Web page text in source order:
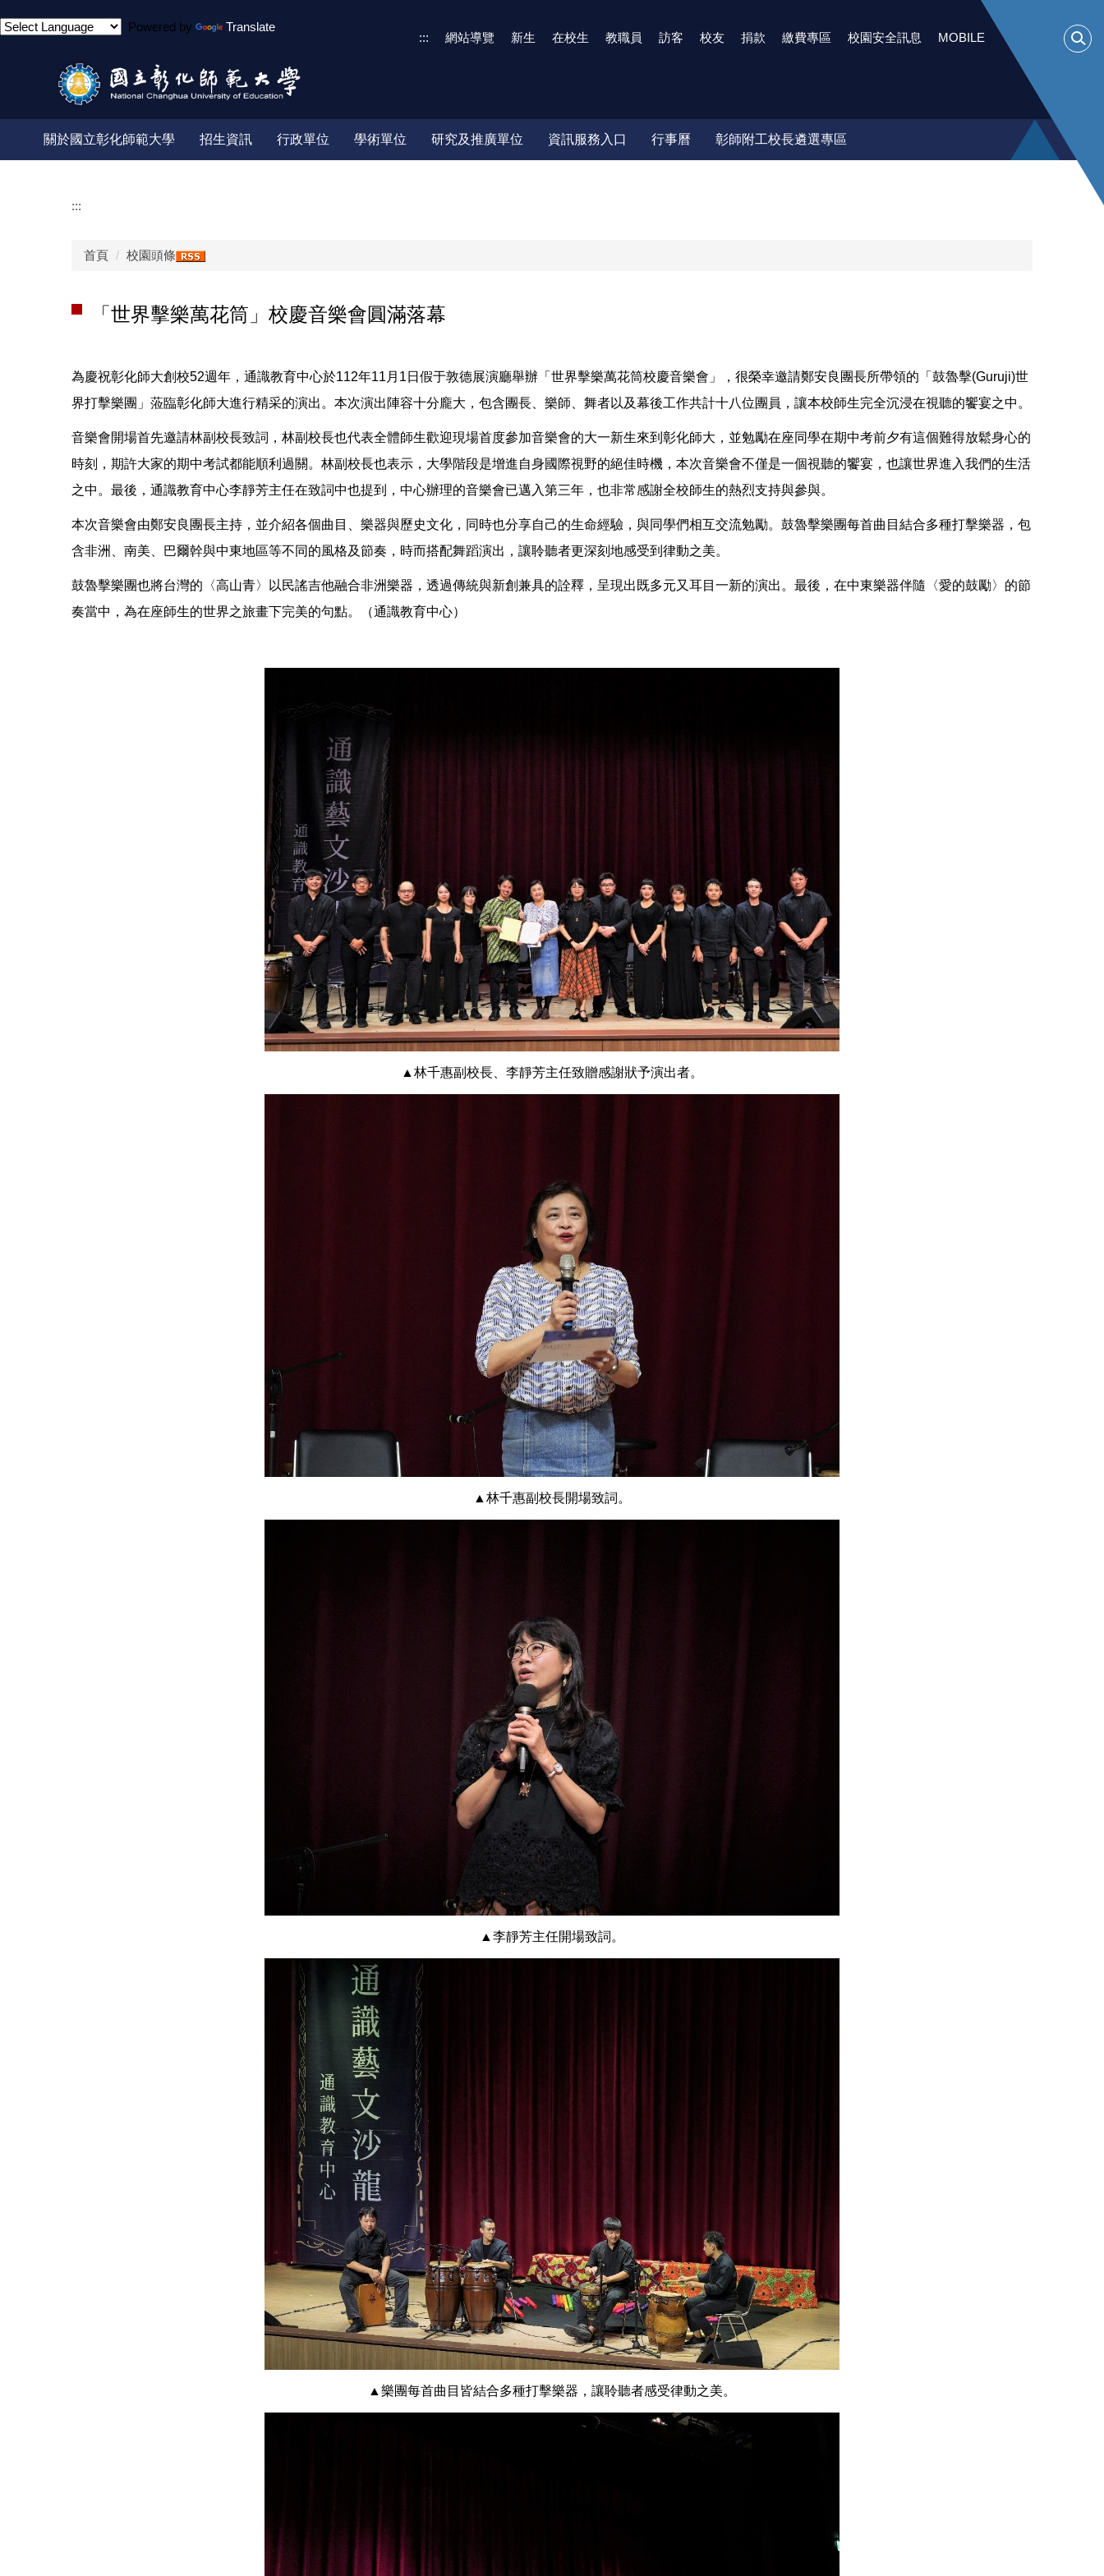
到
區
Powered by Translate
::: 網站導覽 新生 在校生 教職員 訪客 校友 捐款 繳費專區 校園安全訊息 MOBILE
關於國立彰化師範大學 招生資訊 行政單位 學術單位 研究及推廣單位 資訊服務入口 行事曆 彰師附工校長遴選專區
:::
首頁 校園頭條
「世界擊樂萬花筒」校慶音樂會圓滿落幕
為慶祝彰化師大創校52週年，通識教育中心於112年11月1日假于敦德展演廳舉辦「世界擊樂萬花筒校慶音樂會」，很榮幸邀請鄭安良團長所帶領的「鼓魯擊(Guruji)世
界打擊樂團」蒞臨彰化師大進行精采的演出。本次演出陣容十分龐大，包含團長、樂師、舞者以及幕後工作共計十八位團員，讓本校師生完全沉浸在視聽的饗宴之中。
音樂會開場首先邀請林副校長致詞，林副校長也代表全體師生歡迎現場首度參加音樂會的大一新生來到彰化師大，並勉勵在座同學在期中考前夕有這個難得放鬆身心的
時刻，期許大家的期中考試都能順利過關。林副校長也表示，大學階段是增進自身國際視野的絕佳時機，本次音樂會不僅是一個視聽的饗宴，也讓世界進入我們的生活
之中。最後，通識教育中心李靜芳主任在致詞中也提到，中心辦理的音樂會已邁入第三年，也非常感謝全校師生的熱烈支持與參與。
本次音樂會由鄭安良團長主持，並介紹各個曲目、樂器與歷史文化，同時也分享自己的生命經驗，與同學們相互交流勉勵。鼓魯擊樂團每首曲目結合多種打擊樂器，包
含非洲、南美、巴爾幹與中東地區等不同的風格及節奏，時而搭配舞蹈演出，讓聆聽者更深刻地感受到律動之美。
鼓魯擊樂團也將台灣的〈高山青〉以民謠吉他融合非洲樂器，透過傳統與新創兼具的詮釋，呈現出既多元又耳目一新的演出。最後，在中東樂器伴隨〈愛的鼓勵〉的節
奏當中，為在座師生的世界之旅畫下完美的句點。（通識教育中心）
▲林千惠副校長、李靜芳主任致贈感謝狀予演出者。
▲林千惠副校長開場致詞。
▲李靜芳主任開場致詞。
▲樂團每首曲目皆結合多種打擊樂器，讓聆聽者感受律動之美。